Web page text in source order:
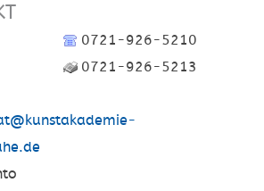
0721-926-5210
0721-926-5213